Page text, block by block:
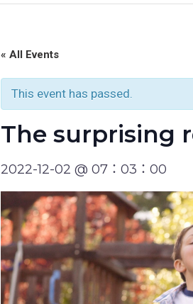
« All Events
This event has passed.
The surprising
2022-12-02 @ 07：03：00